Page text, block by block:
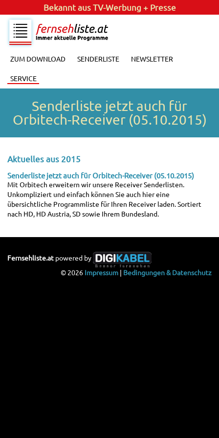
Bekannt ausTV-Werbung + Presse
ZUM DOWNLOAD SENDERLISTE NEWSLETTER
SERVICE
Senderliste jetzt auch für
Orbitech-Receiver (05.10.2015)
Aktuelles aus 2015
Senderliste jetzt auch für Orbitech-Receiver (05.10.2015)
Mit Orbitech erweitern wir unsere Receiver Senderlisten.
Unkompliziert und einfach können Sie auch hier eine
übersichtliche Programmliste für Ihren Receiver laden. Sortiert
nach HD, HD Austria, SD sowie Ihrem Bundesland.
Fernsehliste.at powered by
© 2026 Impressum | Bedingungen & Datenschutz